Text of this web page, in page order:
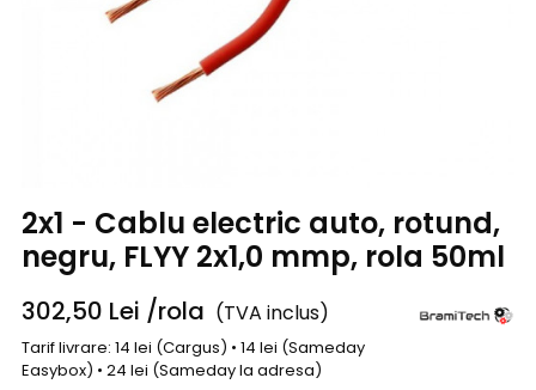
2x1 - Cablu electric auto, rotund,
negru, FLYY 2x1,0 mmp, rola 50ml
302,50 Lei /rola (TVA inclus)
Tarif livrare: 14 lei (Cargus) • 14 lei (Sameday
Easybox) • 24 lei (Sameday la adresa)